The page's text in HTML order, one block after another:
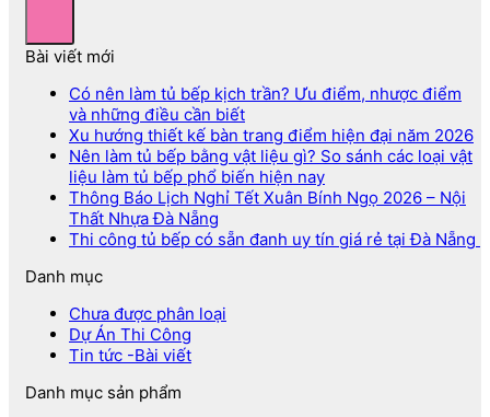
Bài viết mới
Có nên làm tủ bếp kịch trần? Ưu điểm, nhược điểm
và những điều cần biết
Xu hướng thiết kế bàn trang điểm hiện đại năm 2026
Nên làm tủ bếp bằng vật liệu gì? So sánh các loại vật
liệu làm tủ bếp phổ biến hiện nay
Thông Báo Lịch Nghỉ Tết Xuân Bính Ngọ 2026 – Nội
Thất Nhựa Đà Nẵng
Thi công tủ bếp có sẵn đanh uy tín giá rẻ tại Đà Nẵng
Danh mục
Chưa được phân loại
Dự Án Thi Công
Tin tức -Bài viết
Danh mục sản phẩm